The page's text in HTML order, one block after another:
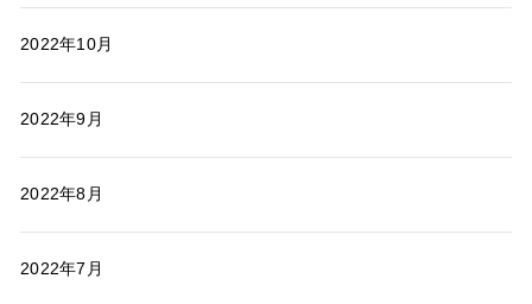
2022年10月
2022年9月
2022年8月
2022年7月